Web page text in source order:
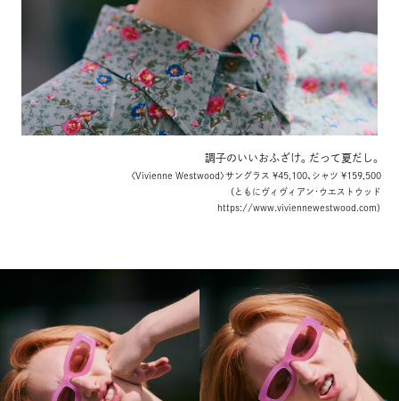
調子のいいおふざけ。だって夏だし。
〈Vivienne Westwood〉サングラス ¥45,100、シャツ ¥159,500
（ともにヴィヴィアン･ウエストウッド
https://www.viviennewestwood.com）